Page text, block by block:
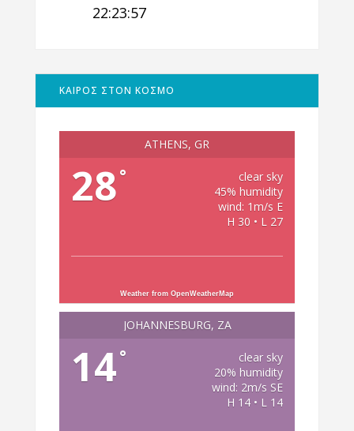
22:23:58
ΚΑΙΡΟΣ ΣΤΟΝ ΚΟΣΜΟ
ATHENS, GR
28°
clear sky
45% humidity
wind: 1m/s E
H 30 • L 27
Weather from OpenWeatherMap
JOHANNESBURG, ZA
14°
clear sky
20% humidity
wind: 2m/s SE
H 14 • L 14